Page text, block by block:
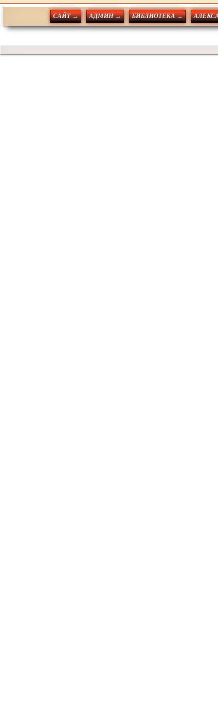
САЙТ → АДМИН → БИБЛИОТЕКА →